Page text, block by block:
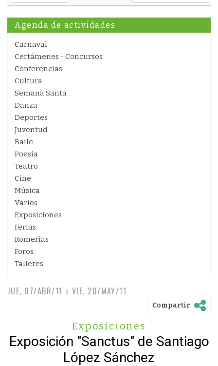
Agenda de actividades
Carnaval
Certámenes - Concursos
Conferencias
Cultura
Semana Santa
Danza
Deportes
Juventud
Baile
Poesía
Teatro
Cine
Música
Varios
Exposiciones
Ferias
Romerías
Foros
Talleres
JUE, 07/ABR/11 a VIE, 20/MAY/11
Compartir
Exposiciones
Exposición "Sanctus" de Santiago
López Sánchez